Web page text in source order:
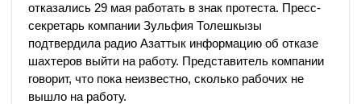
отказались 29 мая работать в знак протеста. Пресс-
секретарь компании Зульфия Толешкызы
подтвердила радио Азаттык информацию об отказе
шахтеров выйти на работу. Представитель компании
говорит, что пока неизвестно, сколько рабочих не
вышло на работу.